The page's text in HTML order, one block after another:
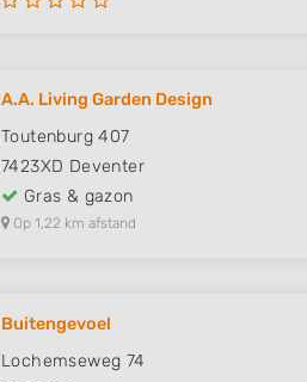
A.A. Living Garden Design
Toutenburg 407
7423XD Deventer
Gras & gazon
Op 1,22 km afstand
Buitengevoel
Lochemseweg 74